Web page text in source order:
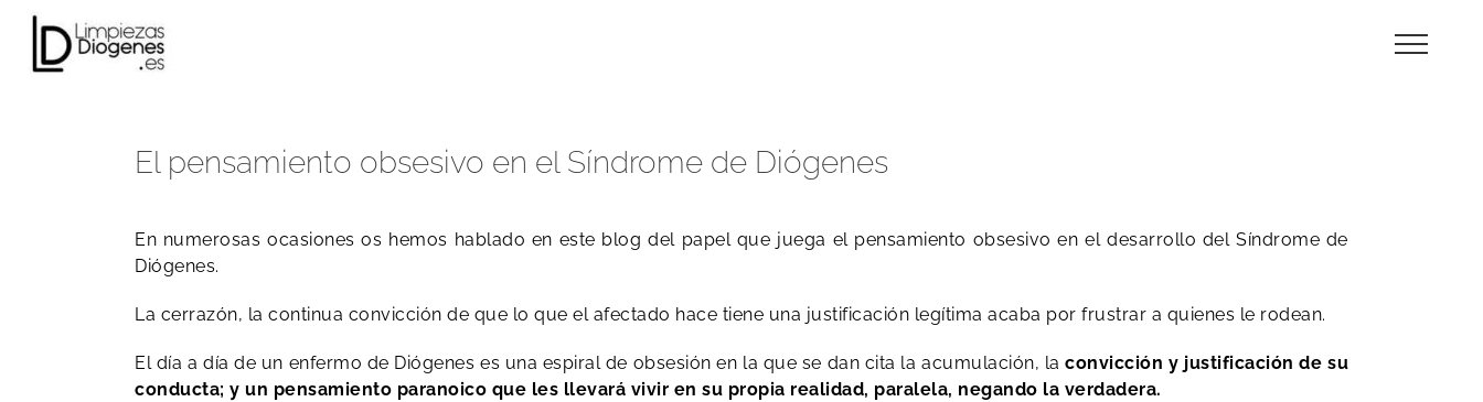
Skip
content
El pensamiento obsesivo en el Síndrome de Diógenes
En numerosas ocasiones os hemos hablado en este blog del papel que juega el pensamiento obsesivo en el desarrollo del Síndrome de
Diógenes.
La cerrazón, la continua convicción de que lo que el afectado hace tiene una justificación legítima acaba por frustrar a quienes le rodean.
El día a día de un enfermo de Diógenes es una espiral de obsesión en la que se dan cita la acumulación, la convicción y justificación de su
conducta; y un pensamiento paranoico que les llevará vivir en su propia realidad, paralela, negando la verdadera.